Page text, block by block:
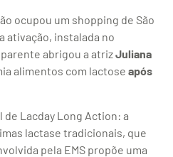
ocupou um shopping de São
ativação, instalada no
abrigou a atrizJuliana
alimentos com lactose após
Lacday Long Action: a
lactase tradicionais, que
pela EMS propõe uma